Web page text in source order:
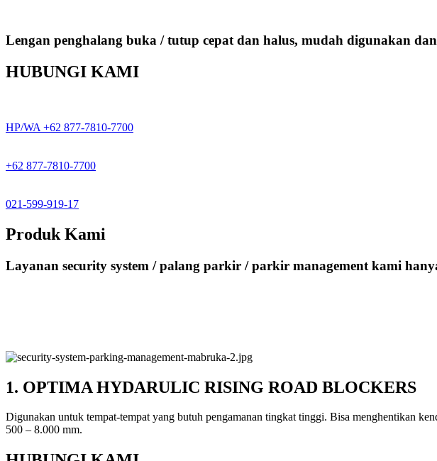
Lengan penghalang buka / tutup cepat dan halus, mudah digunakan
HUBUNGI KAMI
HP/WA +62 877-7810-7700
+62 877-7810-7700
021-599-919-17
Produk Kami
Layanan security system / palang parkir / parkir management kami
1. OPTIMA HYDARULIC RISING ROAD BLOCKERS
Digunakan untuk tempat-tempat yang butuh pengamanan tingkat tinggi. Bisa menghentikan
500 – 8.000 mm.